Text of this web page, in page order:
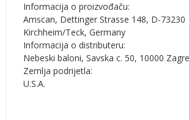
Informacija o proizvođaču:
Amscan, Dettinger Strasse 148, D-73230
Kirchheim/Teck, Germany
Informacija o distributeru:
Nebeski baloni, Savska c. 50, 10000
Zemlja podrijetla:
U.S.A.